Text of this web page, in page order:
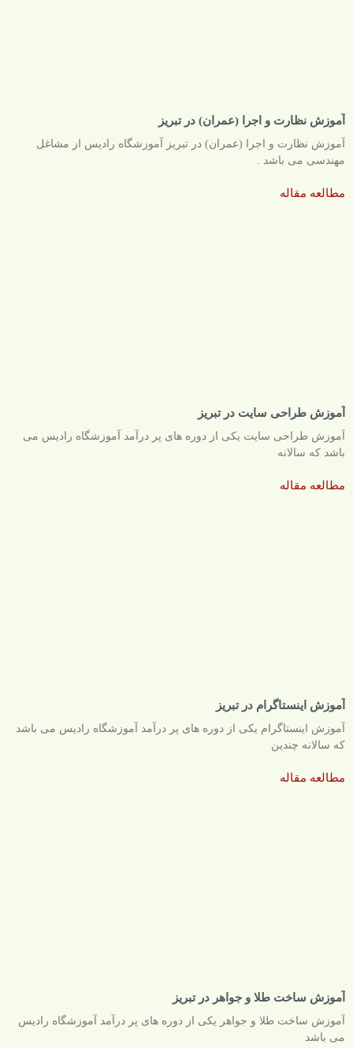
آموزش نظارت و اجرا (عمران) در تبریز
آموزش نظارت و اجرا (عمران) در تبریز آموزشگاه رادیس از مشاغل
مهندسی می باشد .
مطالعه مقاله
آموزش طراحی سایت در تبریز
آموزش طراحی سایت یکی از دوره های پر درآمد آموزشگاه رادیس می
باشد که سالانه
مطالعه مقاله
آموزش اینستاگرام در تبریز
آموزش اینستاگرام یکی از دوره های پر درآمد آموزشگاه رادیس می باشد
که سالانه چندین
مطالعه مقاله
آموزش ساخت طلا و جواهر در تبریز
آموزش ساخت طلا و جواهر یکی از دوره های پر درآمد آموزشگاه رادیس
می باشد